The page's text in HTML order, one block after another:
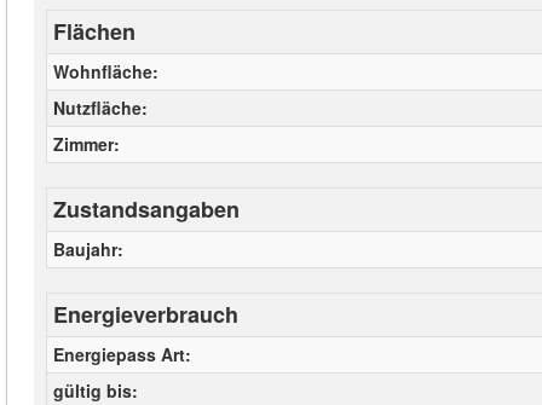
Flächen
Wohnfläche
Nutzfläche
Zimmer
Zustandsangaben
Baujahr
Energieverbrauch
Energiepass Art
gültig bis